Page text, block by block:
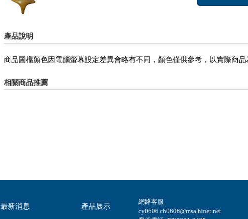
產品說明
商品圖檔顏色因電腦螢幕設定差異會略有不同，顏色僅供參考，以實際商品
相關商品推薦
最新消息 產品展示
網路客服
cy0606.ch0606@msa.hinet.net